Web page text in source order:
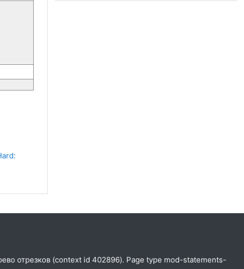
отрезков (context id 402896). Page type mod-statements-